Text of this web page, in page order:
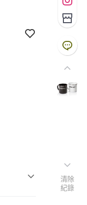
清除
紀錄